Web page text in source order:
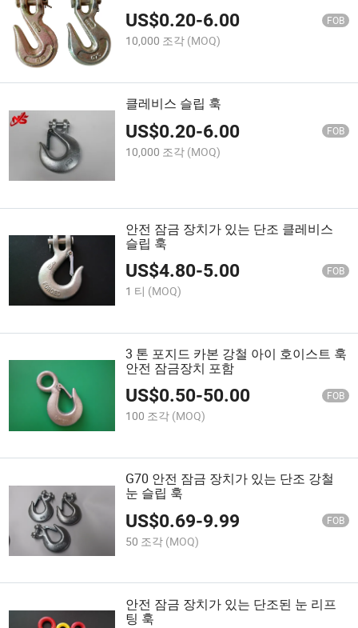
US$0.20-6.00 FOB
10,000 조각 (MOQ)
클레비스 슬립 훅
US$0.20-6.00 FOB
10,000 조각 (MOQ)
안전 잠금 장치가 있는 단조 클레비스
슬립 훅
US$4.80-5.00 FOB
1 티 (MOQ)
3 톤 포지드 카본 강철 아이 호이스트 훅
안전 잠금장치 포함
US$0.50-50.00 FOB
100 조각 (MOQ)
G70 안전 잠금 장치가 있는 단조 강철
눈 슬립 훅
US$0.69-9.99 FOB
50 조각 (MOQ)
안전 잠금 장치가 있는 단조된 눈 리프
팅 훅